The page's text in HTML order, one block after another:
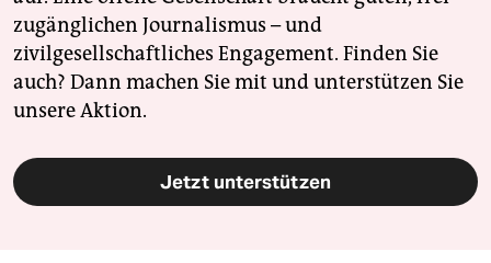
zugänglichen Journalismus – und
zivilgesellschaftliches Engagement. Finden Sie
auch? Dann machen Sie mit und unterstützen Sie
unsere Aktion.
Jetzt unterstützen